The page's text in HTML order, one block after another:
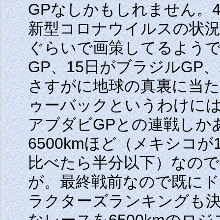
GPなしかもしれません。
新型コロナウイルスの状
ぐらいで画策してるよう
GP、15日がブラジルGP
さすがに地球の真裏に当
ゥーバックというわけに
アブダビGPとの連戦しか
6500kmほど（メキシコ
比べたら半分以下）なの
が。最終戦前なので既に
ラクターズランキングも